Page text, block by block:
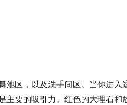
池区，以及洗手间区。当你进入
主要的吸引力。红色的大理石和